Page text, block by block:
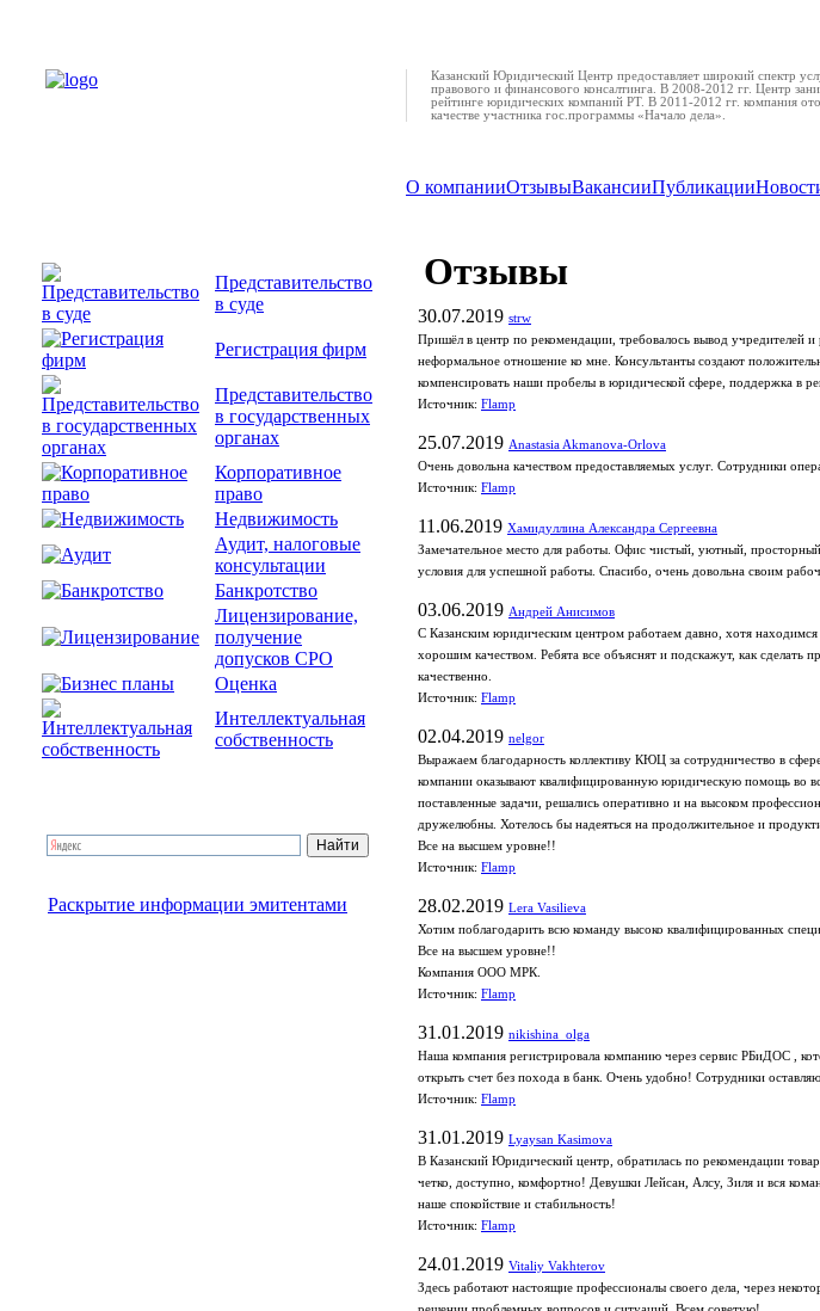
Представительство
в суде
Регистрация фирм
Представительство
в государственных
органах
Корпоративное
право
Недвижимость
Аудит, налоговые
консультации
Банкротство
Лицензирование,
получение
допусков СРО
Оценка
Интеллектуальная
собственность
Раскрытие информации эмитентами
Казанский Юридический Центр предоставляет широкий спектр
правового и финансового консалтинга. В 2008-2012 гг. Центр
рейтинге юридических компаний РТ. В 2011-2012 гг. компания
качестве участника гос.программы «Начало дела».
О компанииОтзывыВакансииПубликации
Отзывы
30.07.2019 strw
Пришёл в центр по рекомендации, требовалось вывод учредителей
неформальное отношение ко мне. Консультанты создают
компенсировать наши пробелы в юридической сфере, поддержка в
Источник: Flamp
25.07.2019 Anastasia Akmanova-Orlova
Очень довольна качеством предоставляемых услуг. Сотрудники
Источник: Flamp
11.06.2019 Хамидуллина Александра Сергеевна
Замечательное место для работы. Офис чистый, уютный,
условия для успешной работы. Спасибо, очень довольна своим
03.06.2019 Андрей Анисимов
С Казанским юридическим центром работаем давно, хотя
хорошим качеством. Ребята все объяснят и подскажут, как сделать
качественно.
Источник: Flamp
02.04.2019 nelgor
Выражаем благодарность коллективу КЮЦ за сотрудничество в
компании оказывают квалифицированную юридическую помощь во
поставленные задачи, решались оперативно и на высоком
дружелюбны. Хотелось бы надеяться на продолжительное и
Все на высшем уровне!!
Источник: Flamp
28.02.2019 Lera Vasilieva
Хотим поблагодарить всю команду высоко квалифицированных
Все на высшем уровне!!
Компания ООО МРК.
Источник: Flamp
31.01.2019 nikishina_olga
Наша компания регистрировала компанию через сервис РБиДОС ,
открыть счет без похода в банк. Очень удобно! Сотрудники
Источник: Flamp
31.01.2019 Lyaysan Kasimova
В Казанский Юридический центр, обратилась по рекомендации
четко, доступно, комфортно! Девушки Лейсан, Алсу, Зиля и вся
наше спокойствие и стабильность!
Источник: Flamp
24.01.2019 Vitaliy Vakhterov
Здесь работают настоящие профессионалы своего дела, через